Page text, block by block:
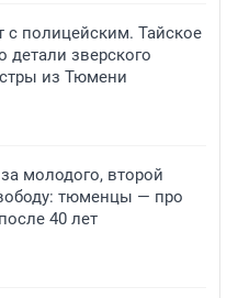
с полицейским. Тайское
детали зверского
из Тюмени
молодого, второй
тюменцы — про
40 лет